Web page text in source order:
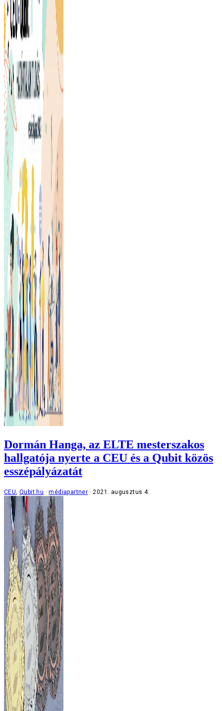
Dormán Hanga, az ELTE mesterszakos
hallgatója nyerte a CEU és a Qubit közös
esszépályázatát
CEU Qubit.hu médiapartner 2021. augusztus 4.